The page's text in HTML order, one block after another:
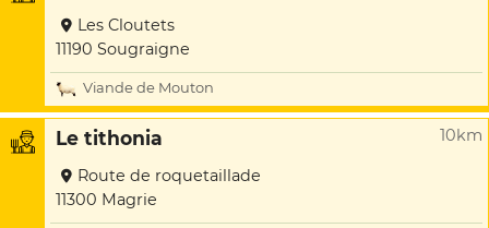
Les Cloutets
11190 Sougraigne
Viande de Mouton
Le tithonia 10km
Route de roquetaillade
11300 Magrie